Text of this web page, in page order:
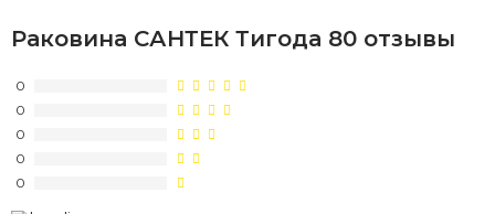
Раковина САНТЕК Тигода 80 отзывы
0
0
0
0
0